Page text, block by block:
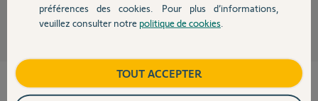
Contact
préférences des cookies. Pour plus d’informations,
veuillez consulter notre politique de cookies
TOUT ACCEPTER